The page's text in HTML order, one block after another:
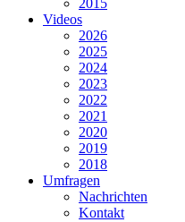
2015
Videos
2026
2025
2024
2023
2022
2021
2020
2019
2018
Umfragen
Nachrichten
Kontakt